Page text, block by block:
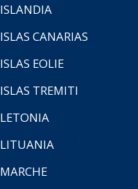
ISLANDIA
ISLAS CANARIAS
ISLAS EOLIE
ISLAS TREMITI
LETONIA
LITUANIA
MARCHE